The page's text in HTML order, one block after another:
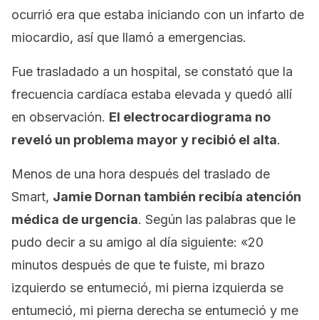
ocurrió era que estaba iniciando con un infarto de
miocardio, así que llamó a emergencias.
Fue trasladado a un hospital, se constató que la
frecuencia cardíaca estaba elevada y quedó allí
en observación. El electrocardiograma no
reveló un problema mayor y recibió el alta.
Menos de una hora después del traslado de
Smart, Jamie Dornan también recibía atención
médica de urgencia. Según las palabras que le
pudo decir a su amigo al día siguiente: «20
minutos después de que te fuiste, mi brazo
izquierdo se entumeció, mi pierna izquierda se
entumeció, mi pierna derecha se entumeció y me